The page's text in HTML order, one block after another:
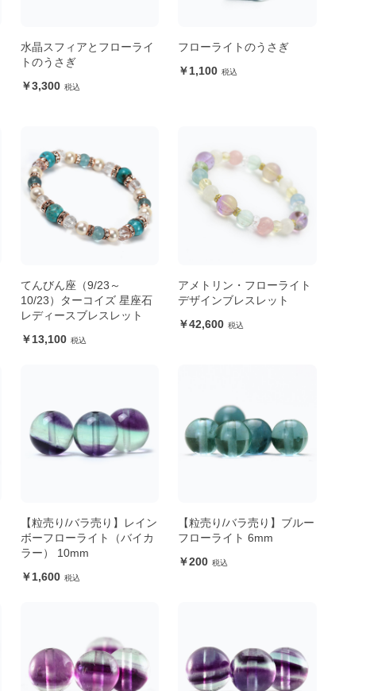
水晶スフィアとフローライ
トのうさぎ
3,300
フローライトのうさぎ
1,100
てんびん座（9/23～
10/23）ターコイズ 星座石
レディースブレスレット
13,100
アメトリン・フローライト
デザインブレスレット
42,600
【粒売り/バラ売り】レイン
ボーフローライト（バイカ
ラー） 10mm
1,600
【粒売り/バラ売り】ブルー
フローライト 6mm
200